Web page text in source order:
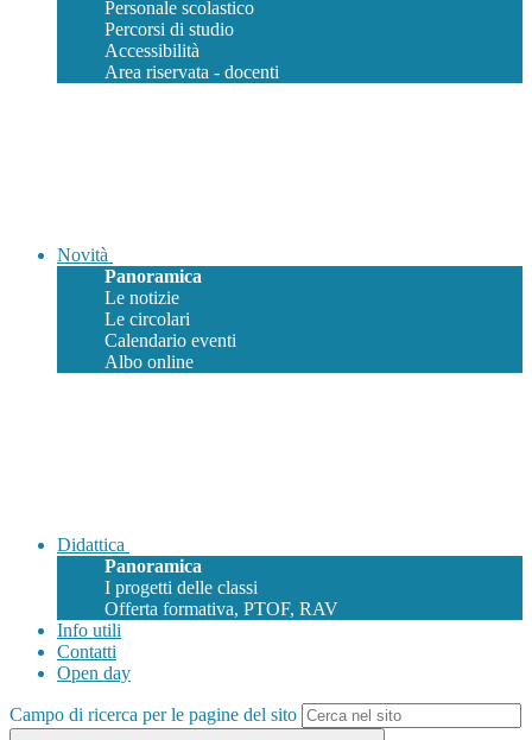
Personale scolastico
Percorsi di studio
Accessibilità
Area riservata - docenti
Novità
Panoramica
Le notizie
Le circolari
Calendario eventi
Albo online
Didattica
Panoramica
I progetti delle classi
Offerta formativa, PTOF, RAV
Info utili
Contatti
Open day
Campo di ricerca per le pagine del sito